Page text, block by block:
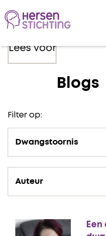
Lees voor
Blogs
Filter op: